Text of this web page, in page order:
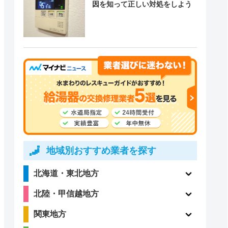
因を知って正しい対処をしよう
地域別おすすめ業者を探す
北海道・東北地方
北陸・甲信越地方
関東地方